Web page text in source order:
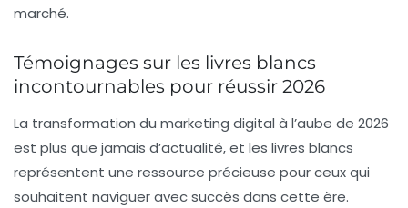
marché.
Témoignages sur les livres blancs
incontournables pour réussir 2026
La transformation du marketing digital à l’aube de 2026
est plus que jamais d’actualité, et les livres blancs
représentent une ressource précieuse pour ceux qui
souhaitent naviguer avec succès dans cette ère.